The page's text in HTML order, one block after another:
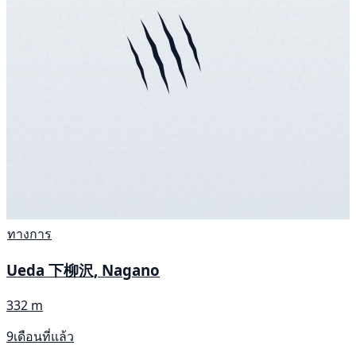
ทางการ
Ueda 下柳沢, Nagano
332 m
9เดือนที่แล้ว